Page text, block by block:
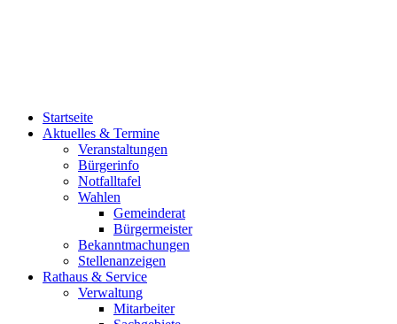
Startseite
Aktuelles & Termine
Veranstaltungen
Bürgerinfo
Notfalltafel
Wahlen
Gemeinderat
Bürgermeister
Bekanntmachungen
Stellenanzeigen
Rathaus & Service
Verwaltung
Mitarbeiter